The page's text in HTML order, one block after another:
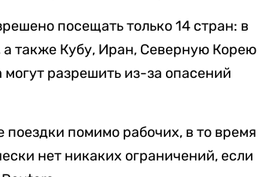
посещать только 14 стран: в
также Кубу, Иран, Северную Корею
разрешить из-за опасений
помимо рабочих, в то время
нет никаких ограничений, если